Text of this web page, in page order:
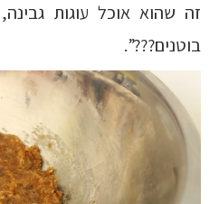
זה שהוא אוכל עוגות
בוטנים???”.